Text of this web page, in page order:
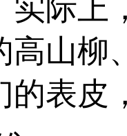
实际上
高山柳
的表皮